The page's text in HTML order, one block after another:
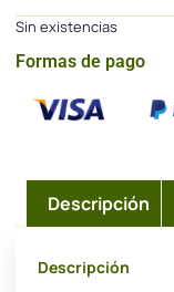
Sin existencias
Formas de pago
Descripción
Descripción